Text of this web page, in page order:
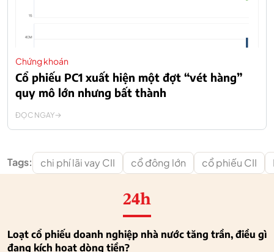
Chứng khoán
Cổ phiếu PC1 xuất hiện một đợt “vét hàng”
quy mô lớn nhưng bất thành
ĐỌC NGAY
Tags: chi phí lãi vay CII cổ đông lớn cổ phiếu CII
24h
Loạt cổ phiếu doanh nghiệp nhà nước tăng trần, điều gì
đang kích hoạt dòng tiền?